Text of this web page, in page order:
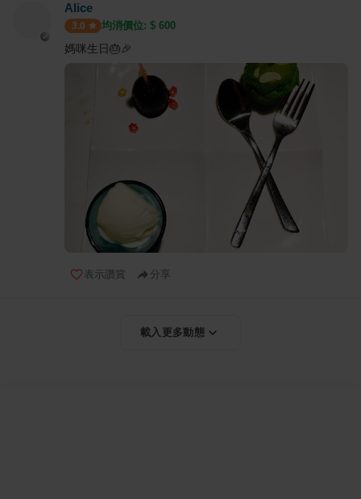
Alice
3.0 均消價位: $ 600
媽咪生日🎂🎉
表示讚賞 分享
載入更多動態